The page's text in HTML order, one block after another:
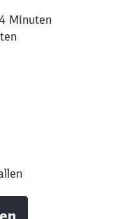
Minuten